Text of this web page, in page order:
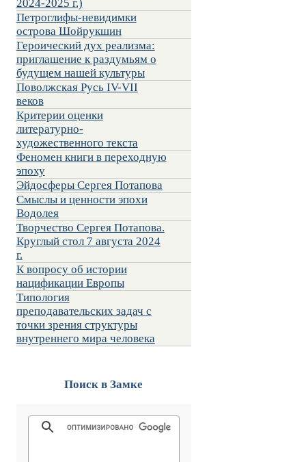
2024-2025 г.)
Петроглифы-невидимки
острова Шойрукшин
Героический дух реализма:
приглашение к раздумьям о
будущем нашей культуры
Поволжская Русь IV-VII
веков
Критерии оценки
литературно-
художественного текста
Феномен книги в переходную
эпоху
Эйдосферы Сергея Потапова
Смыслы и ценности эпохи
Водолея
Творчество Сергея Потапова.
Круглый стол 7 августа 2024
г.
К вопросу об истории
нацификации Европы
Типология
преподавательских задач с
точки зрения структуры
внутреннего мира человека
Поиск в Замке